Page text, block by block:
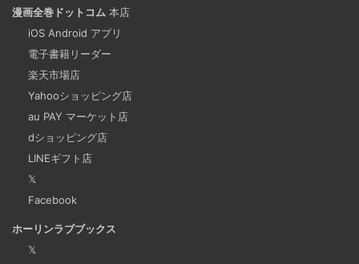
2025-03-21
についてご紹介します。 Slackでは、業務で決めたことや会
議の開始前にリマインダーを設定しておくと、とても便利
です。 忙しいと、いくらスケジュールを頭に入れていて
も、仕事に没頭してしまい、他の業務や会議の開始時間を
過ぎてしまうことがあります。そんな経験がある方には、
この機能が非常に役立つと思います。
漫画全巻ドットコム 本店
iOS Android アプリ
電子書籍リーダー
楽天市場店
Yahooショッピング店
au PAY マーケット店
dショッピング店
LINEギフト店
𝕏
Facebook
ホーリンラブブックス
𝕏